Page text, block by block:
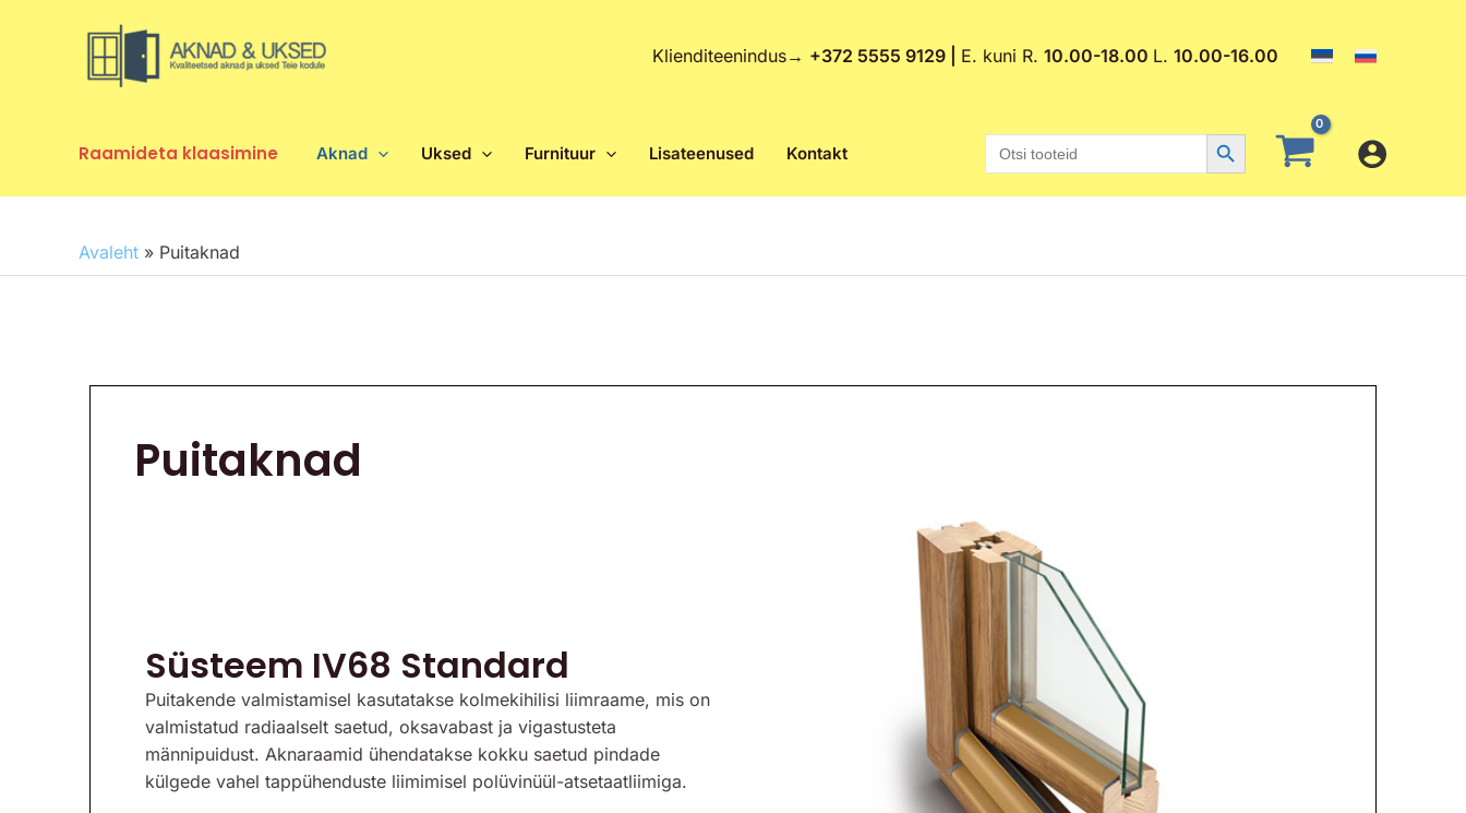
Klienditeenindus→ +372 5555 9129 | E. kuni R. 10.00-18.00 L. 10.00-16.00
Raamideta klaasimine Aknad Uksed Furnituur Lisateenused Kontakt
Search
for:
Search Button
Avaleht » Puitaknad
Puitaknad
Süsteem IV68 Standard
Puitakende valmistamisel kasutatakse kolmekihilisi liimraame, mis on
valmistatud radiaalselt saetud, oksavabast ja vigastusteta
männipuidust. Aknaraamid ühendatakse kokku saetud pindade
külgede vahel tappühenduste liimimisel polüvinüül-atsetaatliimiga.